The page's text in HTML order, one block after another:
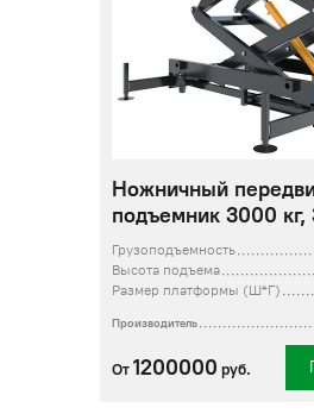
Ножничный
подъемник 3000 кг,
Грузоподъемность
Высота подъема
Размер платформы (Ш*Г)
Производитель
От 1200000 руб.